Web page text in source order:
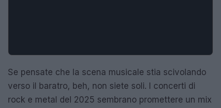
Se pensate che la scena musicale stia scivolando
verso il baratro, beh, non siete soli. I concerti di
rock e metal del 2025 sembrano promettere un mix